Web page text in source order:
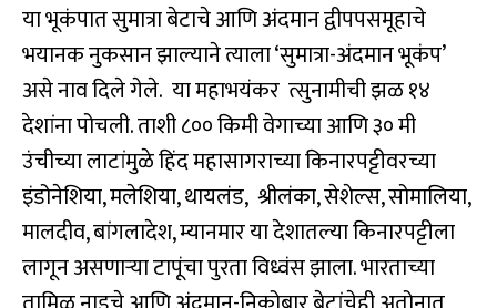
या भूकंपात सुमात्रा बेटाचे आणि अंदमान द्वीपपसमूहाचे
भयानक नुकसान झाल्याने त्याला ‘सुमात्रा-अंदमान भूकंप’
असे नाव दिले गेले. या महाभयंकर त्सुनामीची झळ १४
देशांना पोचली. ताशी ८०० किमी वेगाच्या आणि ३० मी
उंचीच्या लाटांमुळे हिंद महासागराच्या किनारपट्टीवरच्या
इंडोनेशिया, मलेशिया, थायलंड, श्रीलंका, सेशेल्स, सोमालिया,
मालदीव, बांगलादेश, म्यानमार या देशातल्या किनारपट्टीला
लागून असणाऱ्या टापूंचा पुरता विध्वंस झाला. भारताच्या